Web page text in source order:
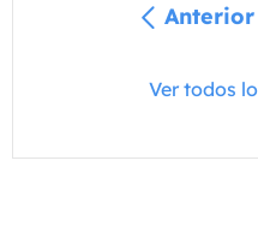
Anterior
Ver todos